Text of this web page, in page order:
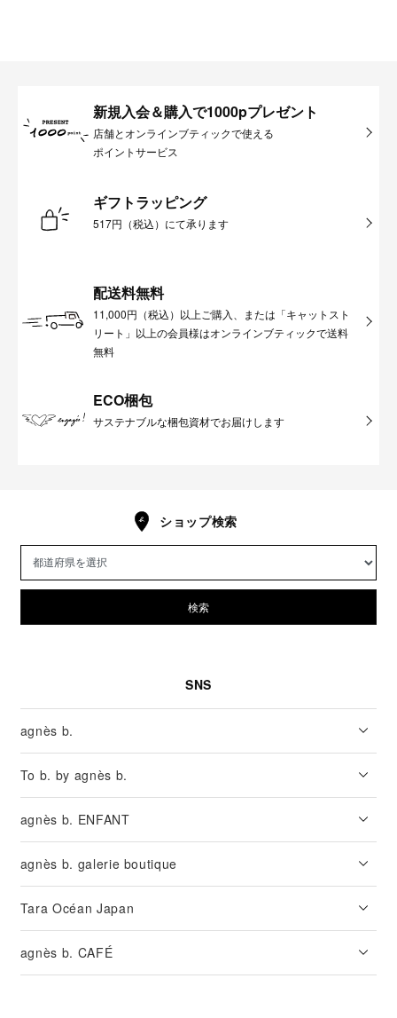
新規入会＆購入で1000pプレゼント
店舗とオンラインブティックで使える
ポイントサービス
ギフトラッピング
517円（税込）にて承ります
配送料無料
11,000円（税込）以上ご購入、または「キャットスト
リート」以上の会員様はオンラインブティックで送料
無料
ECO梱包
サステナブルな梱包資材でお届けします
ショップ検索
検索
SNS
agnès b.
To b. by agnès b.
agnès b. ENFANT
agnès b. galerie boutique
Tara Océan Japan
agnès b. CAFÉ